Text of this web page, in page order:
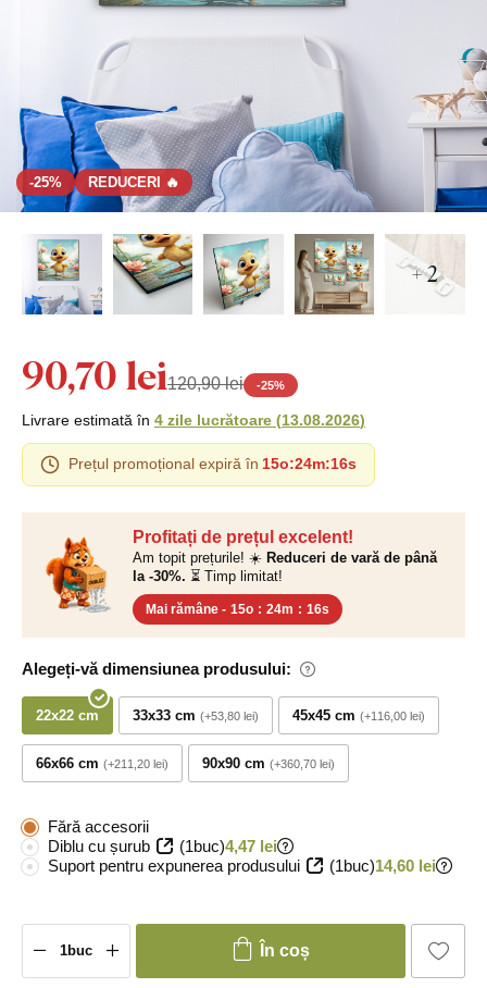
-25% REDUCERI 🔥
+ 2
Profitați de prețul excelent!
Am topit prețurile! ☀️ Reduceri de vară de până
la -30%. ⏳ Timp limitat!
Mai rămâne - 15o : 24m : 16s
Alegeți-vă dimensiunea produsului:
22x22 cm 33x33 cm +53,80 lei 45x45 cm +116,00 lei
66x66 cm +211,20 lei 90x90 cm +360,70 lei
90,70 lei120,90 lei -25%
Livrare estimată în 4 zile lucrătoare (13.08.2026)
Prețul promoțional expiră în 15o:24m:16s
Fără accesorii
Diblu cu șurub
(1buc)4,47 lei
Suport pentru expunerea produsului
(1buc)14,60 lei
În coș